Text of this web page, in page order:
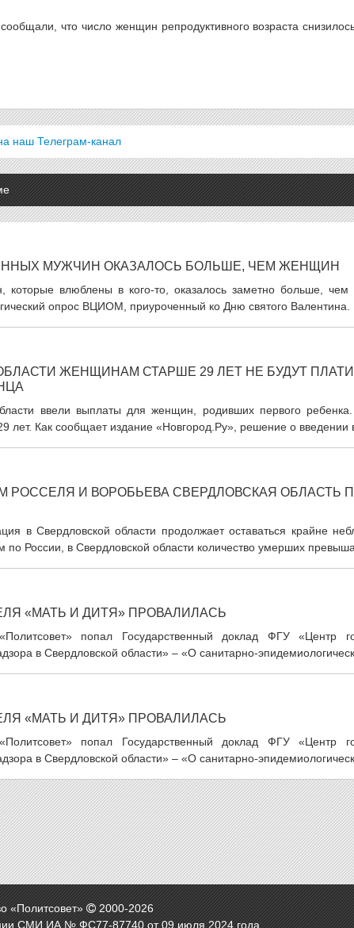
что число женщин репродуктивного возраста
наш Телеграм-канал
МУЖЧИН ОКАЗАЛОСЬ БОЛЬШЕ, ЧЕМ ЖЕНЩИН
которые влюблены в кого-то, оказалось заметно больше,
опрос ВЦИОМ, приуроченный ко Дню святого Валентина.
ЖЕНЩИНАМ СТАРШЕ 29 ЛЕТ НЕ БУДУТ
ввели выплаты для женщин, родивших первого
лет. Как сообщает издание «Новгород.Ру», решение о введении
РОССЕЛЯ И ВОРОБЬЕВА СВЕРДЛОВСКАЯ ОБЛАСТЬ
в Свердловской области продолжает оставаться крайне
по России, в Свердловской области количество умерших
«МАТЬ И ДИТЯ» ПРОВАЛИЛАСЬ
попал Государственный доклад ФГУ «Центр
в Свердловской области» – «О санитарно-
«МАТЬ И ДИТЯ» ПРОВАЛИЛАСЬ
попал Государственный доклад ФГУ «Центр
в Свердловской области» – «О санитарно-
«Политсовет» 2000-2026
СМИ ИА № ФС77-87740 от 09 июля 2024 года.